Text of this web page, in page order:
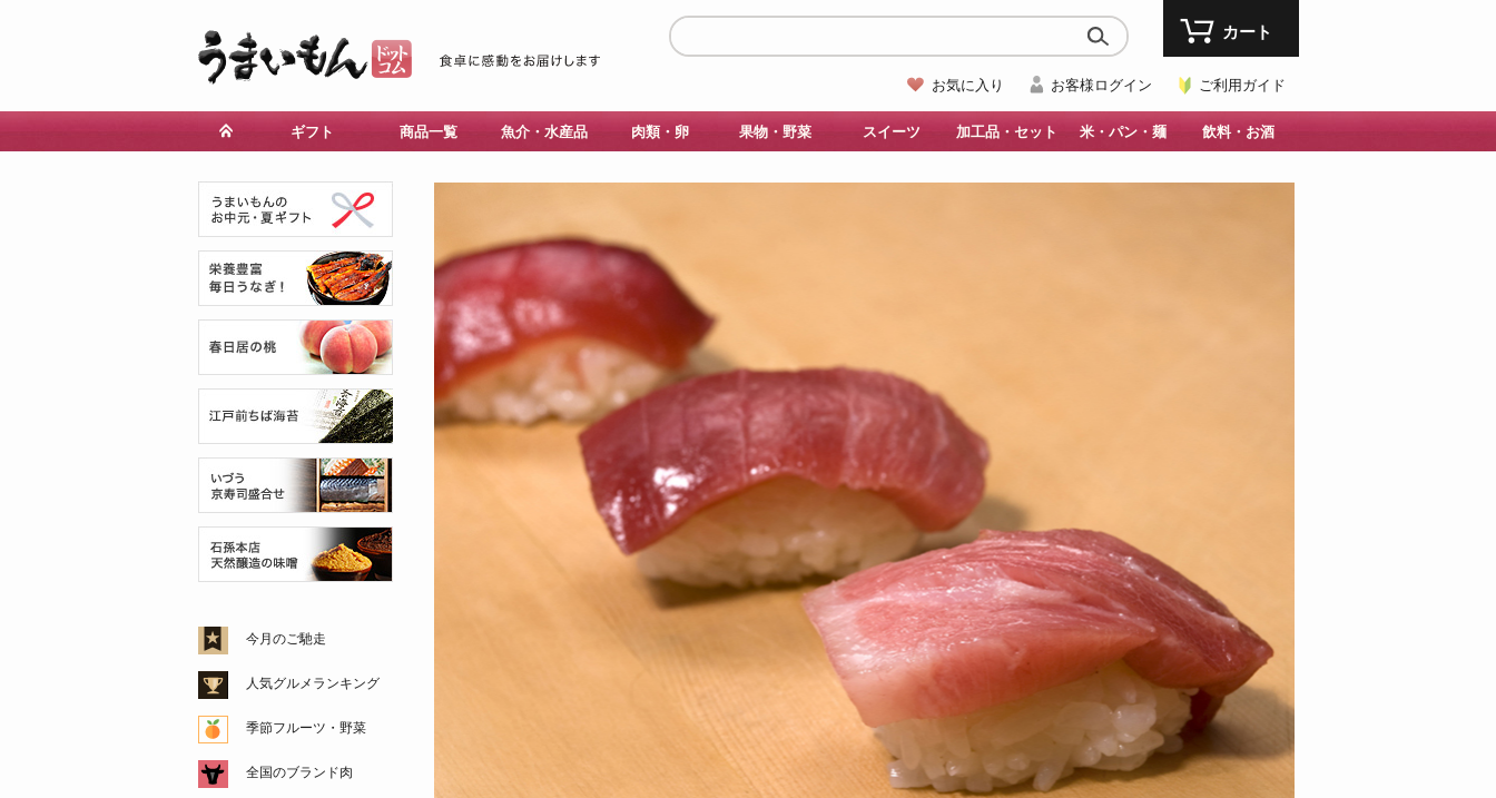
お気に入り お客様ログイン ご利用ガイド
カート
ギフト 商品一覧 魚介・水産品 肉類・卵 果物・野菜 スイーツ 加工品・セット 米・パン・麺 飲料・お酒
今月のご馳走
人気グルメランキング
季節フルーツ・野菜
全国のブランド肉